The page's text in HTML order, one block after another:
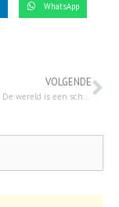
WhatsApp
VOLGENDE